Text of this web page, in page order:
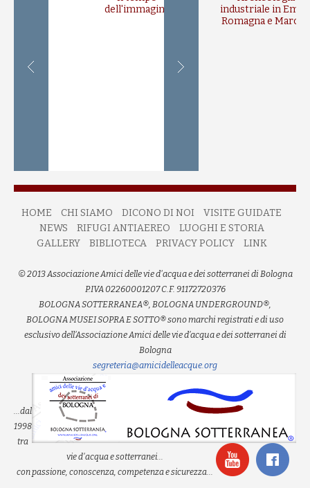
dell'immagine
industriale in
Romagna e Marche
HOME CHI SIAMO DICONO DI NOI
VISITE GUIDATE
NEWS
RIFUGI ANTIAEREO
LUOGHI E STORIA
GALLERY
BIBLIOTECA PRIVACY POLICY LINK
© 2013 Associazione Amici delle vie d'acqua e dei sotterranei di Bologna
P.IVA 02260001207 C.F. 91172720376
BOLOGNA SOTTERRANEA®, BOLOGNA UNDERGROUND®,
BOLOGNA MUSEI SOPRA E SOTTO® sono marchi registrati e di uso
esclusivo dell’Associazione Amici delle vie d’acqua e dei sotterranei di
Bologna
segreteria@amicidelleacque.org
...dal
1998
tra
vie d'acqua e sotterranei...
con passione, conoscenza, competenza e sicurezza...